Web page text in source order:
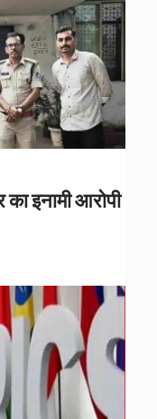
इनामी आरोपी